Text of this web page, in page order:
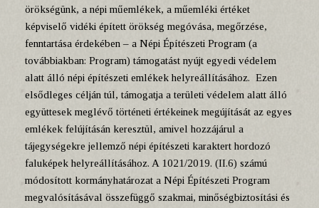
örökségünk, a népi műemlékek, a műemléki értéket
képviselő vidéki épített örökség megóvása, megőrzése,
fenntartása érdekében – a Népi Építészeti Program (a
továbbiakban: Program) támogatást nyújt egyedi védelem
alatt álló népi építészeti emlékek helyreállításához. Ezen
elsődleges célján túl, támogatja a területi védelem alatt álló
együttesek meglévő történeti értékeinek megújítását az egyes
emlékek felújításán keresztül, amivel hozzájárul a
tájegységekre jellemző népi építészeti karaktert hordozó
faluképek helyreállításához. A 1021/2019. (II.6) számú
módosított kormányhatározat a Népi Építészeti Program
megvalósításával összefüggő szakmai, minőségbiztosítási és